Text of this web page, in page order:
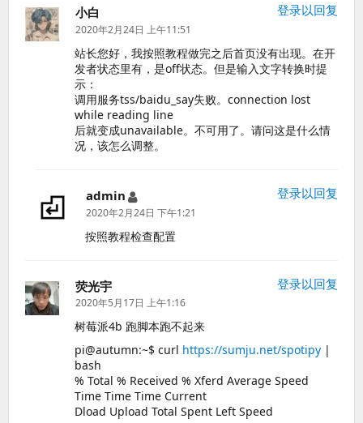
小白
道：
2020年2月24日 上午11:51
站长您好，我按照教程做完之后首页没有出现。在开
发者状态里有，是off状态。但是输入文字转换时提
示：
调用服务tss/baidu_say失败。connection lost
while reading line
后就变成unavailable。不可用了。请问这是什么情
况，该怎么调整。
登录以回复
admin
说
道：
2020年2月24日 下午1:21
按照教程检查配置
登录以回复
荧光宇
道：
2020年5月17日 上午1:16
树莓派4b 跑脚本跑不起来
pi@autumn:~$ curl https://sumju.net/spotipy |
bash
% Total % Received % Xferd Average Speed
Time Time Time Current
Dload Upload Total Spent Left Speed
登录以回复